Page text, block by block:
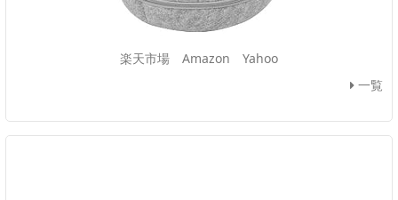
楽天市場 Amazon
Yahoo
一覧